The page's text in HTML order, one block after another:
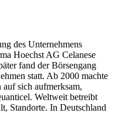
des Unternehmens
Hoechst AG Celanese
fand der Börsengang
statt. Ab 2000 machte
sich aufmerksam,
Weltweit betreibt
Standorte. In Deutschland